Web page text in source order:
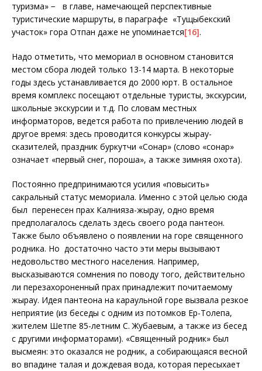
туризма» − в главе, намечающей перспективные
туристические маршруты, в параграфе «Тущыбекский
участок» гора Отпан даже не упоминается[16].
Надо отметить, что мемориал в основном становится
местом сбора людей только 13-14 марта. В некоторые
годы здесь устанавливается до 2000 юрт. В остальное
время комплекс посещают отдельные туристы, экскурсии,
школьные экскурсии и т.д. По словам местных
информаторов, ведется работа по привлечению людей в
другое время: здесь проводится конкурсы жырау-
сказителей, праздник буркутчи «Сонар» (слово «сонар»
означает «первый снег, пороша», а также зимняя охота).
Постоянно предпринимаются усилия «повысить»
сакральный статус мемориала. Именно с этой целью сюда
был перенесен прах Калнияза-жырау, одно время
предполагалось сделать здесь своего рода пантеон.
Также было объявлено о появлении на горе священного
родника. Но достаточно часто эти меры вызывают
недовольство местного населения. Например,
высказываются сомнения по поводу того, действительно
ли перезахороненный прах принадлежит почитаемому
жырау. Идея пантеона на караульной горе вызвала резкое
неприятие (из беседы с одним из потомков Ер-Толепа,
жителем Шетпе 85-летним С. Жубаевым, а также из бесед
с другими информаторами). «Священный родник» был
высмеян: это оказался не родник, а собирающаяся весной
во впадине талая и дождевая вода, которая пересыхает